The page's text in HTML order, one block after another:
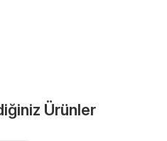
altındadır. Size en yakın
Yaz Ürünler